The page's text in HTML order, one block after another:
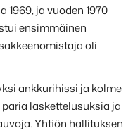
ja vuoden 1970
ensimmäinen
oli
ankkurihissi ja kolme
laskettelusuksia ja
Yhtiön hallituksen